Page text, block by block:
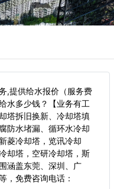
,提供给水报价（服务费
水多少钱？【业务有工
塔拆旧换新、冷却塔填
防水堵漏、循环水冷却
菱冷却塔，览讯冷却
却塔，空研冷却塔，斯
涵盖东莞、深圳、广
， 免费咨询电话：